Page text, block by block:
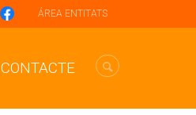
ÁREA ENTITATS
CONTACTE